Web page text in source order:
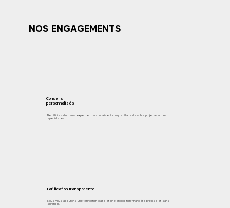
Bénéficiez d'un suivi expert et personnalisé à chaque étape de votre projet avec nos
spécialistes.
Conseils
personnalisés
Nous vous assurons une tarification claire et une proposition financière précise et sans
surprise.
Tarification transparente
NOS ENGAGEMENTS